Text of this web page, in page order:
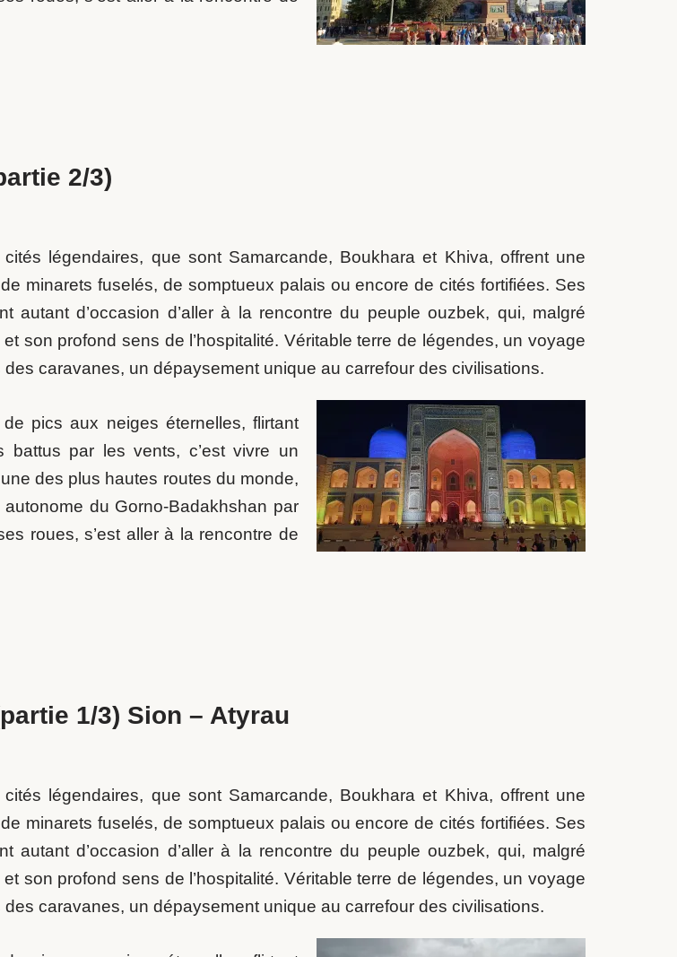
2/3)
légendaires, que sont Samarcande, Boukhara et Khiva, offrent une
minarets fuselés, de somptueux palais ou encore de cités fortifiées. Ses
d’occasion d’aller à la rencontre du peuple ouzbek, qui, malgré
son profond sens de l’hospitalité. Véritable terre de légendes, un voyage
caravanes, un dépaysement unique au carrefour des civilisations.
pics aux neiges éternelles, flirtant
battus par les vents, c’est vivre un
des plus hautes routes du monde,
du Gorno-Badakhshan par
roues, s’est aller à la rencontre de
1/3) Sion – Atyrau
légendaires, que sont Samarcande, Boukhara et Khiva, offrent une
minarets fuselés, de somptueux palais ou encore de cités fortifiées. Ses
d’occasion d’aller à la rencontre du peuple ouzbek, qui, malgré
son profond sens de l’hospitalité. Véritable terre de légendes, un voyage
caravanes, un dépaysement unique au carrefour des civilisations.